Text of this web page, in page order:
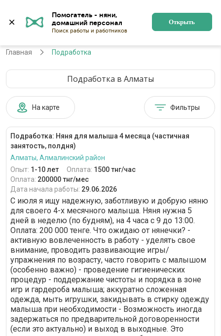
Помогатель - няни,
Поиск работы и работников
Открыть
Алматы Регистрация
Главная Подработка
Подработка в Алматы
На карте Фильтры
Подработка: Няня для малыша 4 месяца (частичная
занятость, полдня)
Алматы, Алмалинский район
Опыт: 1-10 лет Оплата: 1500 тнг/час
Оплата: 200000 тнг/мес
Дата начала работы: 29.06.2026
С июля я ищу надежную, заботливую и добрую няню
для своего 4-х месячного малыша. Няня нужна 5
дней в неделю (по будням), на 4 часа с 9 до 13:00.
Оплата: 200 000 тенге. Что ожидаю от нянечки? -
активную вовлеченность в работу - уделять свое
внимание, проводить развивающие игры/
упражнения по возрасту, часто говорить с малышом
(особенно важно) - проведение гигиенических
процедур - поддержание чистоты и порядка в зоне
игр и гардероба малыша; аккуратно сложенная
одежда, мыть игрушки, закидывать в стирку одежду
малыша при необходимости - Возможность иногда
задержаться по предварительной договоренности
(если это актуально) и выход в выходные. Это